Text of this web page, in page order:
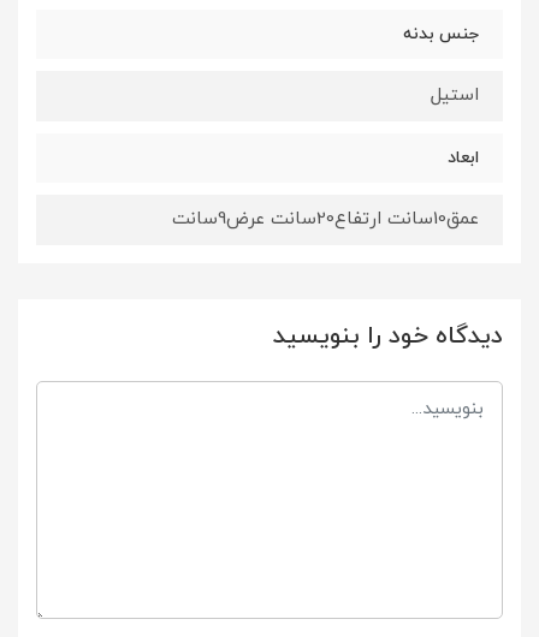
جنس بدنه
استیل
ابعاد
عمق10سانت ارتفاع20سانت عرض9سانت
دیدگاه خود را بنویسید